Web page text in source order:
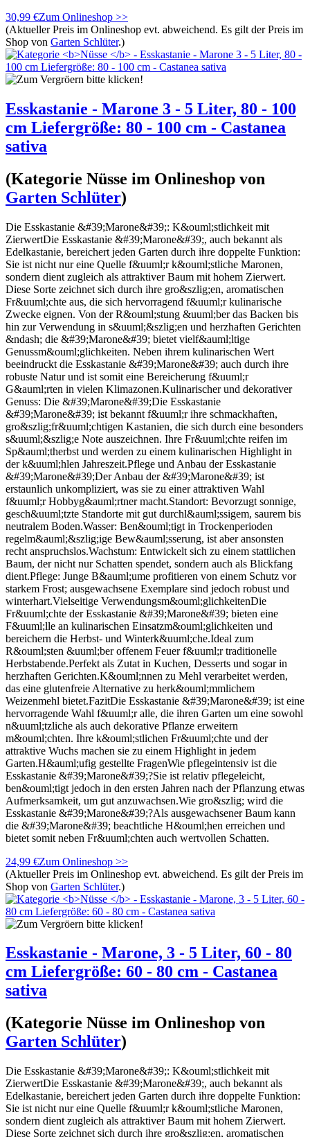
30,99 €Zum Onlineshop >>
(Aktueller Preis im Onlineshop evt. abweichend. Es gilt der Preis im
Shop von Garten Schlüter.)
Esskastanie - Marone 3 - 5 Liter, 80 - 100
cm Liefergröße: 80 - 100 cm - Castanea
sativa
(Kategorie Nüsse im Onlineshop von
Garten Schlüter)
Die Esskastanie &#39;Marone&#39;: K&ouml;stlichkeit mit
ZierwertDie Esskastanie &#39;Marone&#39;, auch bekannt als
Edelkastanie, bereichert jeden Garten durch ihre doppelte Funktion:
Sie ist nicht nur eine Quelle f&uuml;r k&ouml;stliche Maronen,
sondern dient zugleich als attraktiver Baum mit hohem Zierwert.
Diese Sorte zeichnet sich durch ihre gro&szlig;en, aromatischen
Fr&uuml;chte aus, die sich hervorragend f&uuml;r kulinarische
Zwecke eignen. Von der R&ouml;stung &uuml;ber das Backen bis
hin zur Verwendung in s&uuml;&szlig;en und herzhaften Gerichten
&ndash; die &#39;Marone&#39; bietet vielf&auml;ltige
Genussm&ouml;glichkeiten. Neben ihrem kulinarischen Wert
beeindruckt die Esskastanie &#39;Marone&#39; auch durch ihre
robuste Natur und ist somit eine Bereicherung f&uuml;r
G&auml;rten in vielen Klimazonen.Kulinarischer und dekorativer
Genuss: Die &#39;Marone&#39;Die Esskastanie
&#39;Marone&#39; ist bekannt f&uuml;r ihre schmackhaften,
gro&szlig;fr&uuml;chtigen Kastanien, die sich durch eine besonders
s&uuml;&szlig;e Note auszeichnen. Ihre Fr&uuml;chte reifen im
Sp&auml;therbst und werden zu einem kulinarischen Highlight in
der k&uuml;hlen Jahreszeit.Pflege und Anbau der Esskastanie
&#39;Marone&#39;Der Anbau der &#39;Marone&#39; ist
erstaunlich unkompliziert, was sie zu einer attraktiven Wahl
f&uuml;r Hobbyg&auml;rtner macht.Standort: Bevorzugt sonnige,
gesch&uuml;tzte Standorte mit gut durchl&auml;ssigem, saurem bis
neutralem Boden.Wasser: Ben&ouml;tigt in Trockenperioden
regelm&auml;&szlig;ige Bew&auml;sserung, ist aber ansonsten
recht anspruchslos.Wachstum: Entwickelt sich zu einem stattlichen
Baum, der nicht nur Schatten spendet, sondern auch als Blickfang
dient.Pflege: Junge B&auml;ume profitieren von einem Schutz vor
starkem Frost; ausgewachsene Exemplare sind jedoch robust und
winterhart.Vielseitige Verwendungsm&ouml;glichkeitenDie
Fr&uuml;chte der Esskastanie &#39;Marone&#39; bieten eine
F&uuml;lle an kulinarischen Einsatzm&ouml;glichkeiten und
bereichern die Herbst- und Winterk&uuml;che.Ideal zum
R&ouml;sten &uuml;ber offenem Feuer f&uuml;r traditionelle
Herbstabende.Perfekt als Zutat in Kuchen, Desserts und sogar in
herzhaften Gerichten.K&ouml;nnen zu Mehl verarbeitet werden,
das eine glutenfreie Alternative zu herk&ouml;mmlichem
Weizenmehl bietet.FazitDie Esskastanie &#39;Marone&#39; ist eine
hervorragende Wahl f&uuml;r alle, die ihren Garten um eine sowohl
n&uuml;tzliche als auch dekorative Pflanze erweitern
m&ouml;chten. Ihre k&ouml;stlichen Fr&uuml;chte und der
attraktive Wuchs machen sie zu einem Highlight in jedem
Garten.H&auml;ufig gestellte FragenWie pflegeintensiv ist die
Esskastanie &#39;Marone&#39;?Sie ist relativ pflegeleicht,
ben&ouml;tigt jedoch in den ersten Jahren nach der Pflanzung etwas
Aufmerksamkeit, um gut anzuwachsen.Wie gro&szlig; wird die
Esskastanie &#39;Marone&#39;?Als ausgewachsener Baum kann
die &#39;Marone&#39; beachtliche H&ouml;hen erreichen und
bietet somit neben Fr&uuml;chten auch wertvollen Schatten.
24,99 €Zum Onlineshop >>
(Aktueller Preis im Onlineshop evt. abweichend. Es gilt der Preis im
Shop von Garten Schlüter.)
Esskastanie - Marone, 3 - 5 Liter, 60 - 80
cm Liefergröße: 60 - 80 cm - Castanea
sativa
(Kategorie Nüsse im Onlineshop von
Garten Schlüter)
Die Esskastanie &#39;Marone&#39;: K&ouml;stlichkeit mit
ZierwertDie Esskastanie &#39;Marone&#39;, auch bekannt als
Edelkastanie, bereichert jeden Garten durch ihre doppelte Funktion:
Sie ist nicht nur eine Quelle f&uuml;r k&ouml;stliche Maronen,
sondern dient zugleich als attraktiver Baum mit hohem Zierwert.
Diese Sorte zeichnet sich durch ihre gro&szlig;en, aromatischen